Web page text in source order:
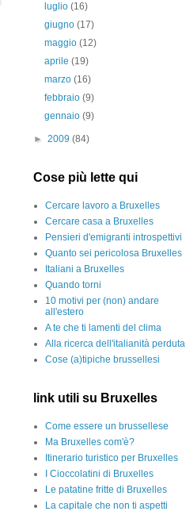
luglio(16)
giugno(17)
maggio(12)
aprile(19)
marzo(16)
febbraio(9)
gennaio(9)
► 2009 (84)
Cose più lette qui
Cercare lavoro a Bruxelles
Cercare casa a Bruxelles
Pensieri d'emigranti introspettivi
Quanto sei pericolosa Bruxelles
Italiani a Bruxelles
Quando torni
10 motivi per (non) andare
all'estero
A te che ti lamenti del clima
Alla ricerca dell'italianità perduta
Cose (a)tipiche brussellesi
link utili su Bruxelles
Come essere un brussellese
Ma Bruxelles com'è?
Itinerario turistico per Bruxelles
I Cioccolatini di Bruxelles
Le patatine fritte di Bruxelles
La capitale che non ti aspetti